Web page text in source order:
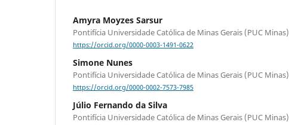
Amyra Moyzes Sarsur
Pontifícia Universidade Católica de Minas Gerais (PUC Minas)
https://orcid.org/0000-0003-1491-0622
Simone Nunes
Pontifícia Universidade Católica de Minas Gerais (PUC Minas)
https://orcid.org/0000-0002-7573-7985
Júlio Fernando da Silva
Pontifícia Universidade Católica de Minas Gerais (PUC Minas)